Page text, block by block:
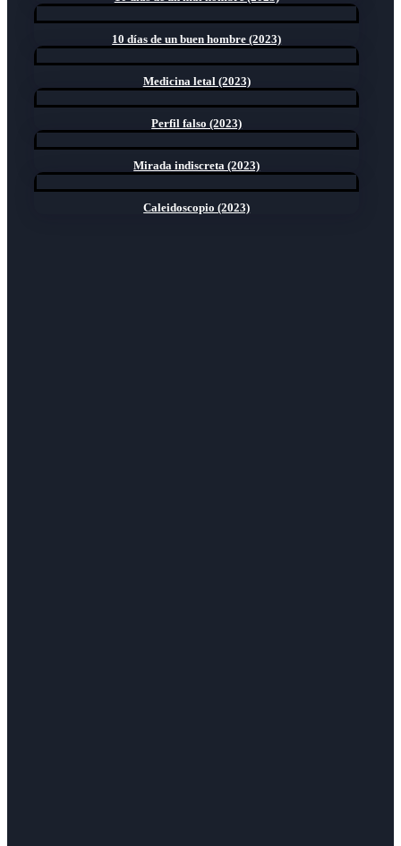
10 días de un buen hombre (2023)
Medicina letal (2023)
Perfil falso (2023)
Mirada indiscreta (2023)
Caleidoscopio (2023)